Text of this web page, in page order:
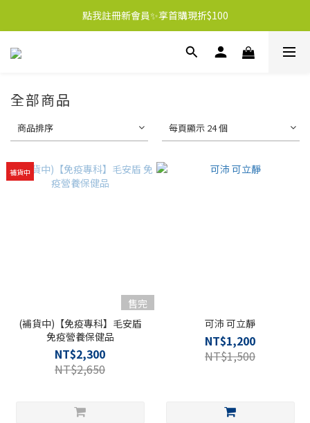
點我註冊新會員✨享首購現折$100
全部商品
商品排序 每頁顯示 24 個
補貨中
售完
(補貨中)【免疫專科】毛安盾
免疫營養保健品
NT$2,300
NT$2,650
可沛 可立靜
NT$1,200
NT$1,500